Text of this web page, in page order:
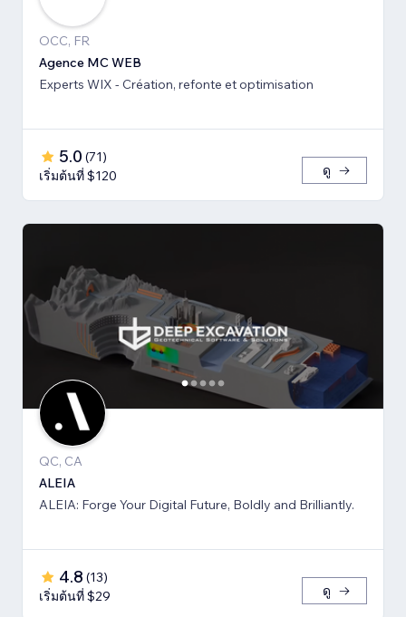
OCC, FR
Agence MC WEB
Experts WIX - Création, refonte et optimisation
5.0 (71)
เริ่มต้นที่ $120
ดู
QC, CA
ALEIA
ALEIA: Forge Your Digital Future, Boldly and Brilliantly.
4.8 (13)
เริ่มต้นที่ $29
ดู